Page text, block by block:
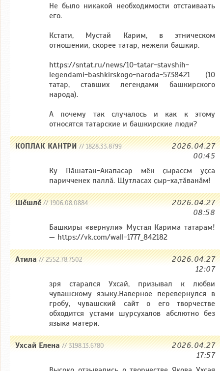
Не было никакой необходимости отстаиваать
его.
Кстати, Мустай Карим, в этническом
отношении, скорее татар, нежели башкир.
https://sntat.ru/news/10-tatar-stavshih-
legendami-bashkirskogo-naroda-5738421 (10
татар, ставших легендами башкирского
народа).
А почему так случалось и как к этому
относятся татарские и башкирские люди?
КОПЛАК КАНТРИ// 1828.33.8799
2026.04.27
00:45
Ку Пӑшатан-Акапасар мён ҫырассм уҫса
паричченех паллӑ. Щутласах ҫыр-ха,тӑванӑм!
Шĕшлĕ// 1906.08.0884
2026.04.27
08:58
Башкиры «вернули» Мустая Карима татарам!
— https://vk.com/wall-1777_842182
Атила// 2552.78.7502
2026.04.27
12:07
зря старался Ухсай, призывал к любви
чувашскому языку.Наверное перевернулся в
гробу, чувашский сайт о его творчестве
обходится устами шурсухалов абслютно без
языка матери.
Ухсай Елена// 3198.13.6780
2026.04.27
17:57